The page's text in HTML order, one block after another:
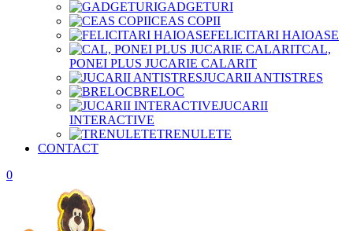
GADGETURI
CEAS COPII
FELICITARI HAIOASE
CAL,
PONEI PLUS JUCARIE CALARIT
JUCARII ANTISTRES
BRELOC
JUCARII
INTERACTIVE
TRENULETE
CONTACT
0